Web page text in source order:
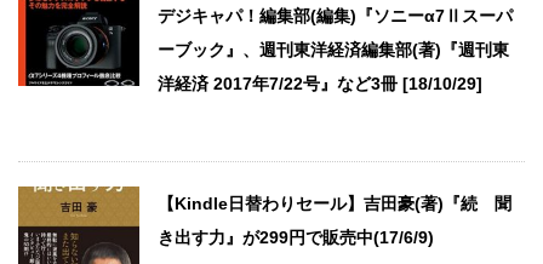
デジキャパ！編集部(編集)『ソニーα7Ⅱスーパ
ーブック』、週刊東洋経済編集部(著)『週刊東
洋経済 2017年7/22号』など3冊 [18/10/29]
【Kindle日替わりセール】吉田豪(著)『続 聞
き出す力』が299円で販売中(17/6/9)